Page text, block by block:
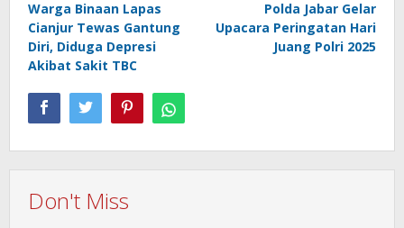
navigation
Warga Binaan Lapas
Cianjur Tewas Gantung
Diri, Diduga Depresi
Akibat Sakit TBC
Polda Jabar Gelar
Upacara Peringatan Hari
Juang Polri 2025
Don't Miss